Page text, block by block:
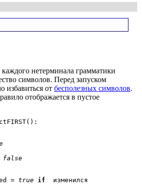
нетерминала грамматики
символов. Перед запуском
избавиться от бесполезных символов.
отображается в пустое
false
=
true if